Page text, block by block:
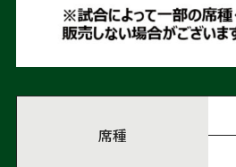
席種